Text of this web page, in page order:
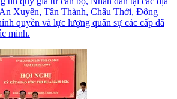
Xuyên, Tân Thành, Châu Thới, Đông
quyền và lực lượng quân sự các cấp đã
minh.